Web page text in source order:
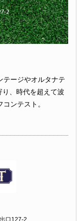
テージやオルタナテ
、時代を超えて波
ンテスト。
口127-2